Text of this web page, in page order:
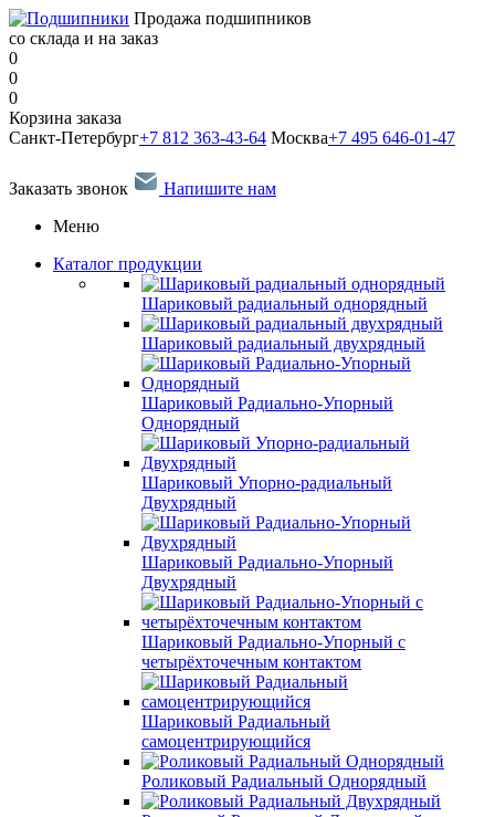
Продажа подшипников
со склада и на заказ
0
0
0
Корзина заказа
Санкт-Петербург+7 812 363-43-64 Москва+7 495 646-01-47
Заказать звонок
Напишите нам
Меню
Каталог продукции
Шариковый радиальный однорядный
Шариковый радиальный двухрядный
Шариковый Радиально-Упорный
Однорядный
Шариковый Упорно-радиальный
Двухрядный
Шариковый Радиально-Упорный
Двухрядный
Шариковый Радиально-Упорный с
четырёхточечным контактом
Шариковый Радиальный
самоцентрирующийся
Роликовый Радиальный Однорядный